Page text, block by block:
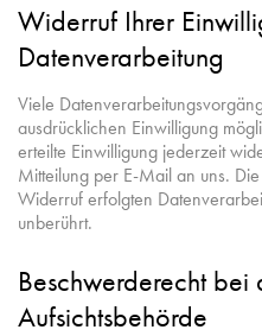
Widerruf Ihrer
Datenverarbeitung
Viele
ausdrücklichen Einwilligung
erteilte Einwilligung jederzeit
Mitteilung per E-Mail an uns.
Widerruf erfolgten
unberührt.
Beschwerderecht bei
Aufsichtsbehörde